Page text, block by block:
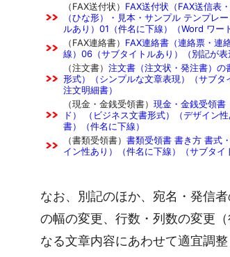
（FAX送付状） FAX送付状（FAX送信表
（ひな形）・見本・サンプル テンプレ
ルあり）01（件名に下線）（Word ワー
（FAX連絡書） FAX連絡書（連絡票・連
線）06（サブタイトルあり）（別記が表
（注文書）注文書（注文状・発注書）
形式）（シンプルな文章表現）（サブ
注文明細書）
（現金・金銭受領書）現金・金銭受領書
ド） （ビジネス文書形式）（デザイン
書）（件名に下線）
（書類受領書）書類受領書 書き方 書式
イン性あり）（件名に下線）（サブタイ
なお、別記のほか、宛名・発信
の幅の変更、行数・列数の変更
なる文章内容にあわせて適宜調整